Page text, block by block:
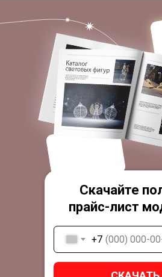
Скачайте
прайс-лист
+7